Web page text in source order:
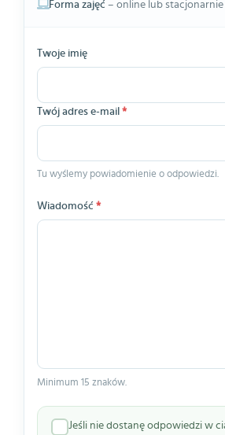
Forma zajęć – online lub stacjonarnie
Twoje imię
Twój adres e-mail *
Tu wyślemy powiadomienie o odpowiedzi.
Wiadomość *
Minimum 15 znaków.
Jeśli nie dostanę odpowiedzi w